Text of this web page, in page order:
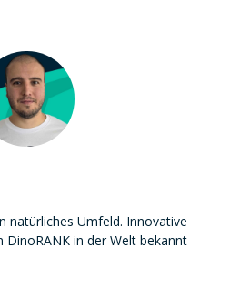
natürliches Umfeld. Innovative
DinoRANK in der Welt bekannt